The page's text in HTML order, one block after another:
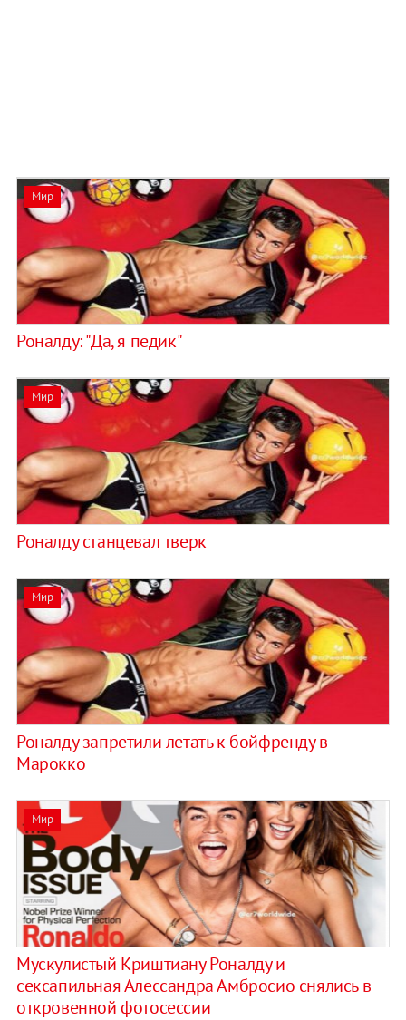
Мир
Роналду: "Да, я педик"
Мир
Роналду станцевал тверк
Мир
Роналду запретили летать к бойфренду в
Марокко
Мир
Мускулистый Криштиану Роналду и
сексапильная Алессандра Амбросио снялись в
откровенной фотосессии